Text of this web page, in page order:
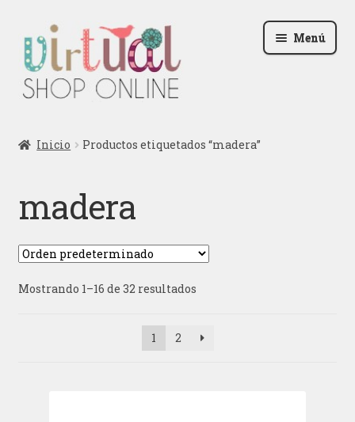
la
navegación
al
contenido
Menú
Contactar
Blog
Iniciar sesión
Inicio Productos etiquetados “madera”
madera
Mostrando 1–16 de 32 resultados
1 2